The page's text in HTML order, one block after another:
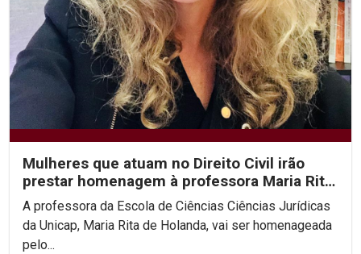
Mulheres que atuam no Direito Civil irão
prestar homenagem à professora Maria Rita
de Holanda
A professora da Escola de Ciências Ciências Jurídicas
da Unicap, Maria Rita de Holanda, vai ser homenageada
pelo...